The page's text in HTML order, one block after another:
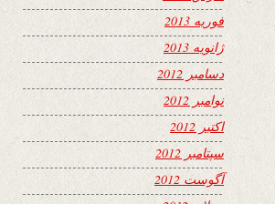
فوریه 2013
ژانویه 2013
دسامبر 2012
نوامبر 2012
اکتبر 2012
سپتامبر 2012
آگوست 2012